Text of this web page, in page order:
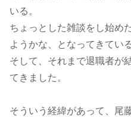
いる。
ちょっとした雑談をし始め
ようかな、となってきている
そして、それまで退職者が
てきました。
そういう経緯があって、尾